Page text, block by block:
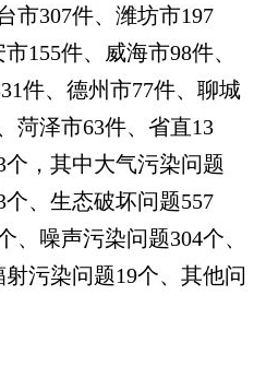
市307件、潍坊市197
155件、威海市98件、
件、德州市77件、聊城
菏泽市63件、省直13
，其中大气污染问题
、生态破坏问题557
、噪声污染问题304个、
污染问题19个、其他问